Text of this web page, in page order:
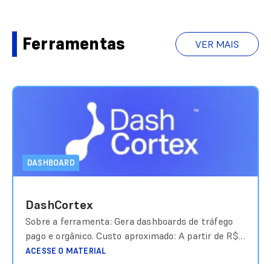
Ferramentas VER MAIS
DASHBOARD
DashCortex
Sobre a ferramenta: Gera dashboards de tráfego
pago e orgânico. Custo aproximado: A partir de R$
194 Link de acesso: https://dashcortex.com/
ACESSE O MATERIAL